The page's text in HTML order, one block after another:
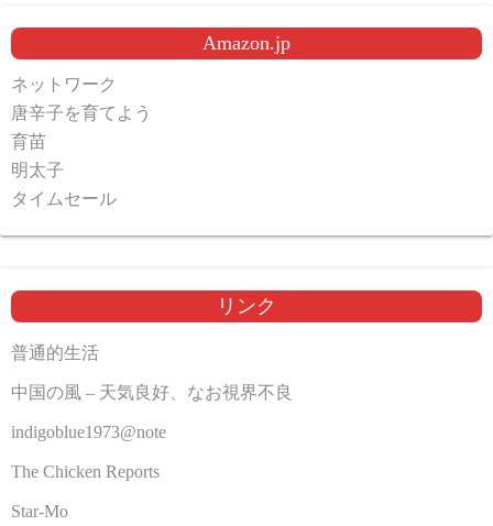
Amazon.jp
ネットワーク
唐辛子を育てよう
育苗
明太子
タイムセール
リンク
普通的生活
中国の風 – 天気良好、なお視界不良
indigoblue1973@note
The Chicken Reports
Star-Mo